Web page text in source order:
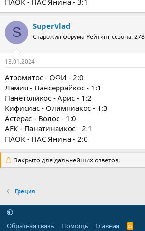
S SuperVlad
Старожил форума Рейтинг сезона: 278
13.01.2024
Атромитос - ОФИ - 2:0
Ламия - Пансеррайкос - 1:1
Панетоликос - Арис - 1:2
Кифисиас - Олимпиакос - 1:3
Астерас - Волос - 1:0
АЕК - Панатинаикос - 2:1
ПАОК - ПАС Янина - 2:0
Закрыто для дальнейших ответов.
Греция
Обратная связь Помощь Главная
R